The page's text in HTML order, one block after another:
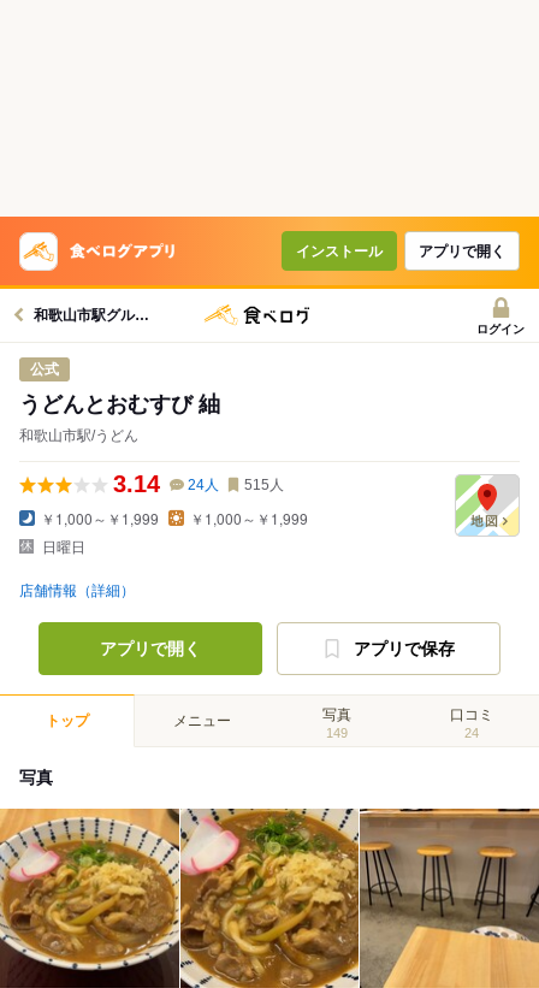
インストール アプリで開く
和歌山市駅グルメへ
ログイン
公式
うどんとおむすび 紬
和歌山市駅/うどん
3.14 24人 515 人
￥1,000～￥1,999
￥1,000～￥1,999
日曜日
店舗情報（詳細）
アプリで開く アプリで保存
トップ メニュー 写真
149
口コミ
24
写真